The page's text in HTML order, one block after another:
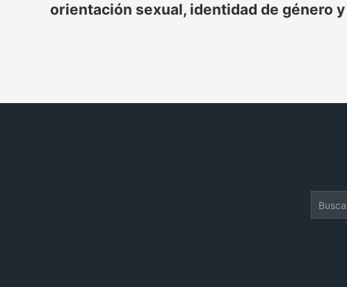
orientación sexual, identidad de género